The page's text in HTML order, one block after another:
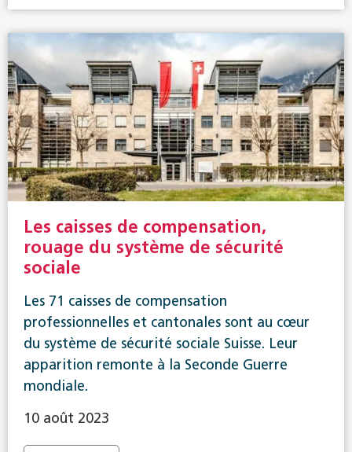
Les caisses de compensation,
rouage du système de sécurité
sociale
Les 71 caisses de compensation
professionnelles et cantonales sont au cœur
du système de sécurité sociale Suisse. Leur
apparition remonte à la Seconde Guerre
mondiale.
10 août 2023